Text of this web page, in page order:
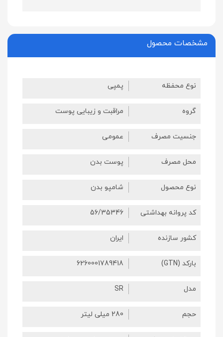
مشخصات محصول
نوع محفظه پمپی
گروه مراقبت و زیبایی پوست
جنسیت مصرف عمومی
محل مصرف پوست بدن
نوع محصول شامپو بدن
کد پروانه بهداشتی 56/35346
کشور سازنده ایران
بارکد (GTN) 6260001789418
مدل SR
حجم 280 میلی لیتر